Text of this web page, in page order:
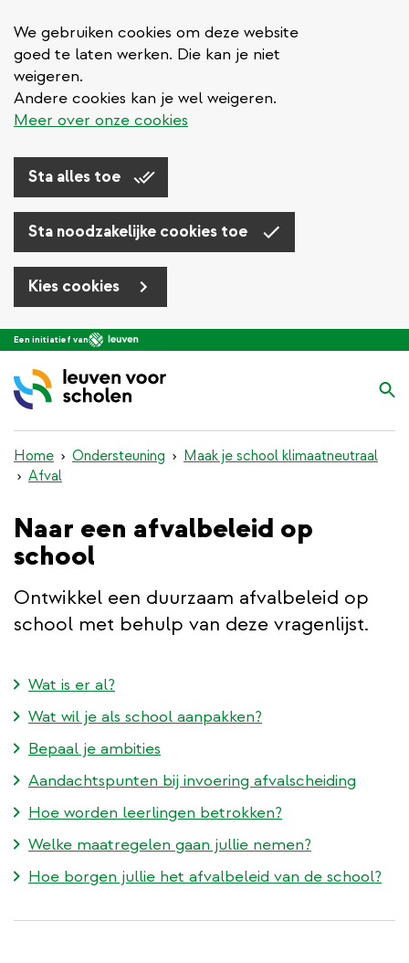
We gebruiken cookies om deze website
goed te laten werken. Die kan je niet
weigeren.
Andere cookies kan je wel weigeren.
Meer over onze cookies
Sta alles toe
Sta noodzakelijke cookies toe
Kies cookies
Overslaan
naar
de
inhoud
gaan
Een initiatief van
Home Ondersteuning
Maak je school klimaatneutraal
Afval
Naar een afvalbeleid op
school
Ontwikkel een duurzaam afvalbeleid op
school met behulp van deze vragenlijst.
Wat is er al?
Wat wil je als school aanpakken?
Bepaal je ambities
Aandachtspunten bij invoering afvalscheiding
Hoe worden leerlingen betrokken?
Welke maatregelen gaan jullie nemen?
Hoe borgen jullie het afvalbeleid van de school?